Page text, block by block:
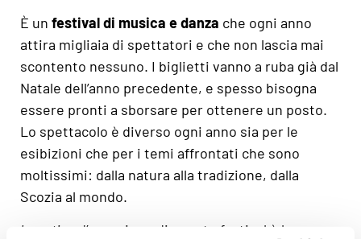
È un festival di musica e danza che ogni anno
attira migliaia di spettatori e che non lascia mai
scontento nessuno. I biglietti vanno a ruba già dal
Natale dell’anno precedente, e spesso bisogna
essere pronti a sborsare per ottenere un posto.
Lo spettacolo è diverso ogni anno sia per le
esibizioni che per i temi affrontati che sono
moltissimi: dalla natura alla tradizione, dalla
Scozia al mondo.
Location
d’eccezione di questo festival è la